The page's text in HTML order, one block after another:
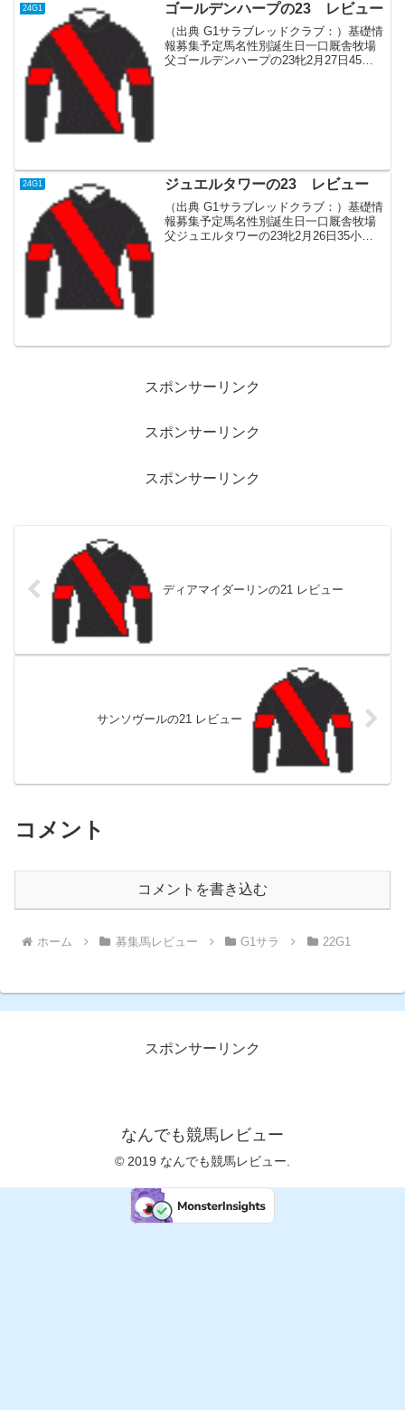
24G1 ゴールデンハープの23 レビュー
（出典 G1サラブレッドクラブ：）基礎情
報募集予定馬名性別誕生日一口厩舎牧場
父ゴールデンハープの23牝2月27日45田
24G1 ジュエルタワーの23 レビュー
（出典 G1サラブレッドクラブ：）基礎情
報募集予定馬名性別誕生日一口厩舎牧場
父ジュエルタワーの23牝2月26日35小栗
スポンサーリンク
スポンサーリンク
スポンサーリンク
ディアマイダーリンの21 レビュー
サンソヴールの21 レビュー
コメント
コメントを書き込む
ホーム 募集馬レビュー G1サラ 22G1
スポンサーリンク
なんでも競馬レビュー
© 2019 なんでも競馬レビュー.